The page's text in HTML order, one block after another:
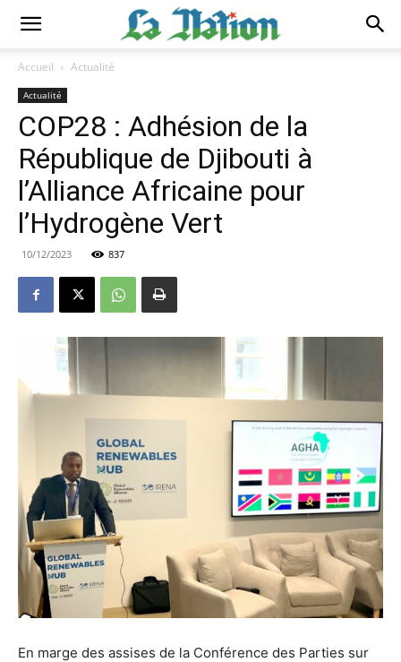
Accueil Actualité
Actualité
COP28 : Adhésion de la
République de Djibouti à
l’Alliance Africaine pour
l’Hydrogène Vert
10/12/2023 837
En marge des assises de la Conférence des Parties sur